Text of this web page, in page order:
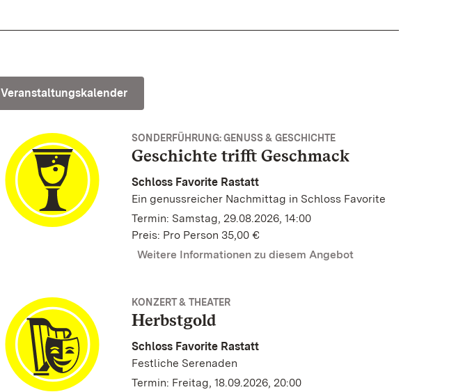
Veranstaltungskalender
SONDERFÜHRUNG: GENUSS & GESCHICHTE
Geschichte trifft Geschmack
Schloss Favorite Rastatt
Ein genussreicher Nachmittag in Schloss Favorite
Termin: Samstag, 29.08.2026, 14:00
Preis: Pro Person 35,00 €
Weitere Informationen zu diesem Angebot
KONZERT & THEATER
Herbstgold
Schloss Favorite Rastatt
Festliche Serenaden
Termin: Freitag, 18.09.2026, 20:00